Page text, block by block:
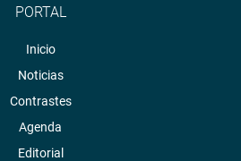
PORTAL
Inicio
Noticias
Contrastes
Agenda
Editorial